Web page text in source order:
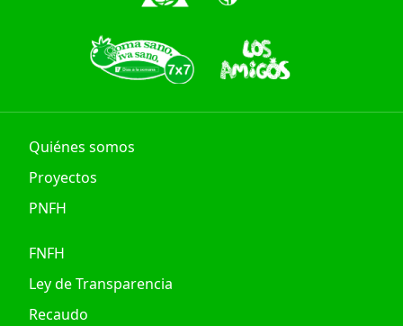
Quiénes somos
Proyectos
PNFH
FNFH
Ley de Transparencia
Recaudo